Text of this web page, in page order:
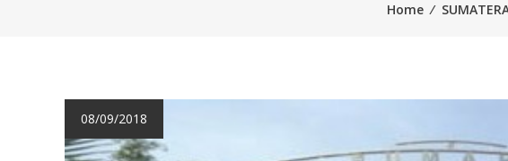
Home ⁄
08/09/2018